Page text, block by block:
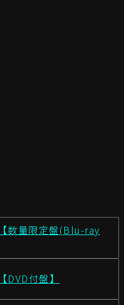
数量限定盤(Blu-ray
付盤】